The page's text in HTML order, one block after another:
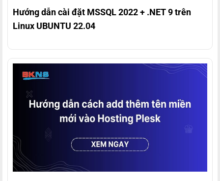
Hướng dẫn cài đặt MSSQL 2022 + .NET 9 trên
Linux UBUNTU 22.04